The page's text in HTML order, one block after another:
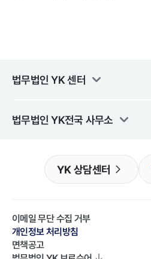
법무법인 YK센터
법무법인 YK전국 사무소
YK 상담센터
이메일 무단 수집 거부
개인정보 처리방침
면책공고